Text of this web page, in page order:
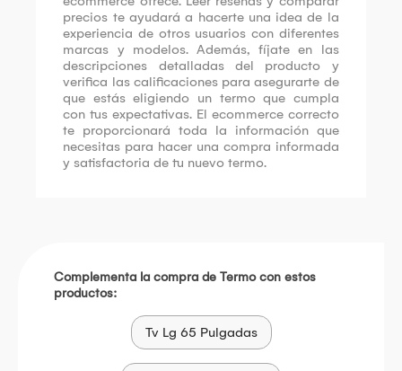
precios te ayudará a hacerte una idea de la
experiencia de otros usuarios con diferentes
marcas y modelos. Además, fíjate en las
descripciones detalladas del producto y
verifica las calificaciones para asegurarte de
que estás eligiendo un termo que cumpla
con tus expectativas. El ecommerce correcto
te proporcionará toda la información que
necesitas para hacer una compra informada
y satisfactoria de tu nuevo termo.
Complementa la compra de Termo con estos
productos:
Tv Lg 65 Pulgadas